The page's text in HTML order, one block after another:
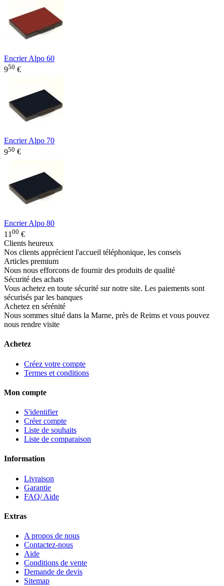
Encrier Alpo 60
950 €
Encrier Alpo 70
950 €
Encrier Alpo 80
11 00 €
Clients heureux
Nos clients apprécient l'accueil téléphonique, les conseis
Articles premium
Nous nous efforcons de fournir des produits de qualité
Sécurité des achats
Vous achetez en toute sécurité sur notre site. Les paiements sont
sécurisés par les banques
Achetez en sérénité
Nous sommes situé dans la Marne, près de Reims et vous pouvez
nous rendre visite
Achetez
Créez votre compte
Termes et conditions
Mon compte
S'identifier
Créer compte
Liste de souhaits
Liste de comparaison
Information
Livraison
Garantie
FAQ/ Aide
Extras
A propos de nous
Contactez-nous
Aide
Conditions de vente
Demande de devis
Sitemap